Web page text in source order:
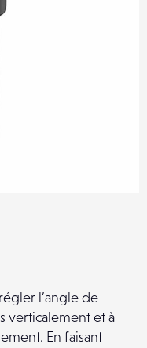
l’angle de
verticalement et à
En faisant